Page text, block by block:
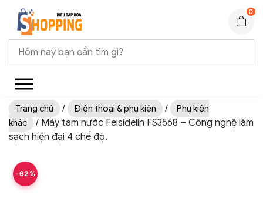
0
Trang chủ / Điện thoại & phụ kiện /
Phụ kiện
khác
/ Máy tăm nước Feisidelin FS3568 – Công nghệ làm
sạch hiện đại 4 chế độ.
-62%